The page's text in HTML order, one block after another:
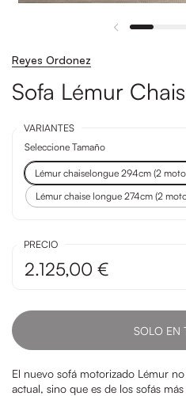
Reyes Ordonez
Sofa Lémur
VARIANTES
Seleccione Tamaño
Lémur chaiselongue 294cm (2
Lémur chaise longue 274cm (2
PRECIO
2.125,00 €
SOLO EN
El nuevo sofá motorizado Lémur
actual, sino que es de los sofás